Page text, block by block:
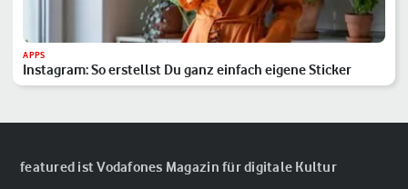
APPS
Instagram: So erstellst Du ganz einfach eigene Sticker
featured ist Vodafones Magazin für digitale Kultur